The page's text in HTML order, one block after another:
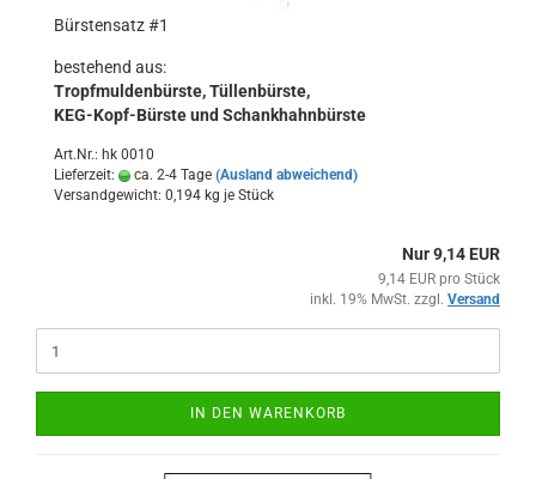
Bürstensatz #1
bestehend aus:
Tropfmuldenbürste, Tüllenbürste,
KEG-Kopf-Bürste und Schankhahnbürste
Art.Nr.: hk 0010
Lieferzeit:
ca. 2-4 Tage (Ausland abweichend)
Versandgewicht: 0,194 kg je Stück
Nur 9,14 EUR
9,14 EUR pro Stück
inkl. 19% MwSt. zzgl. Versand
IN DEN WARENKORB